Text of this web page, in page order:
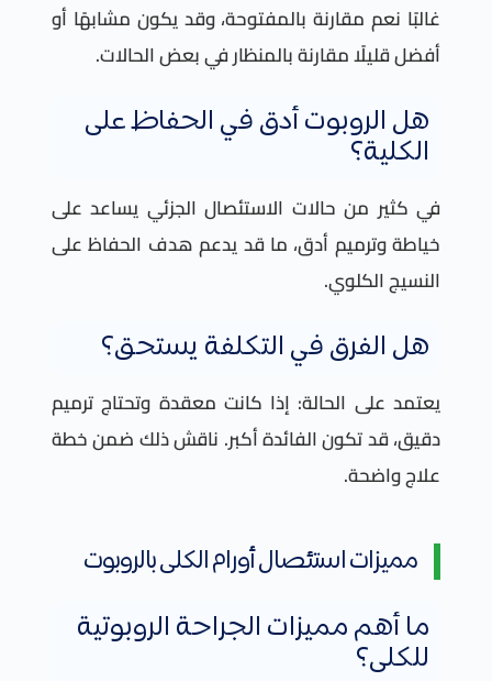
غالبًا نعم مقارنة بالمفتوحة، وقد يكون مشابهًا أو
أفضل قليلًا مقارنة بالمنظار في بعض الحالات.
هل الروبوت أدق في الحفاظ على
الكلية؟
في كثير من حالات الاستئصال الجزئي يساعد على
خياطة وترميم أدق، ما قد يدعم هدف الحفاظ على
النسيج الكلوي.
هل الفرق في التكلفة يستحق؟
يعتمد على الحالة: إذا كانت معقدة وتحتاج ترميم
دقيق، قد تكون الفائدة أكبر. ناقش ذلك ضمن خطة
علاج واضحة.
مميزات استئصال أورام الكلى بالروبوت
ما أهم مميزات الجراحة الروبوتية
للكلى؟